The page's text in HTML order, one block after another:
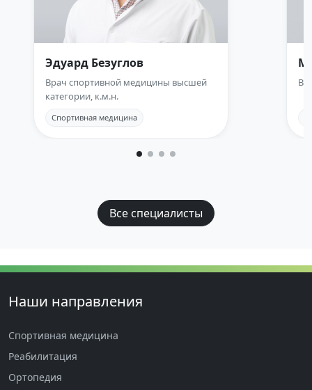
Эдуард Безуглов
Врач спортивной медицины высшей
категории, к.м.н.
Спортивная медицина
Все специалисты
Наши направления
Спортивная медицина
Реабилитация
Ортопедия